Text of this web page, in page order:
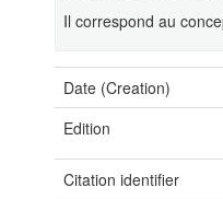
Il correspond au
Date (Creation)
Edition
Citation identifier